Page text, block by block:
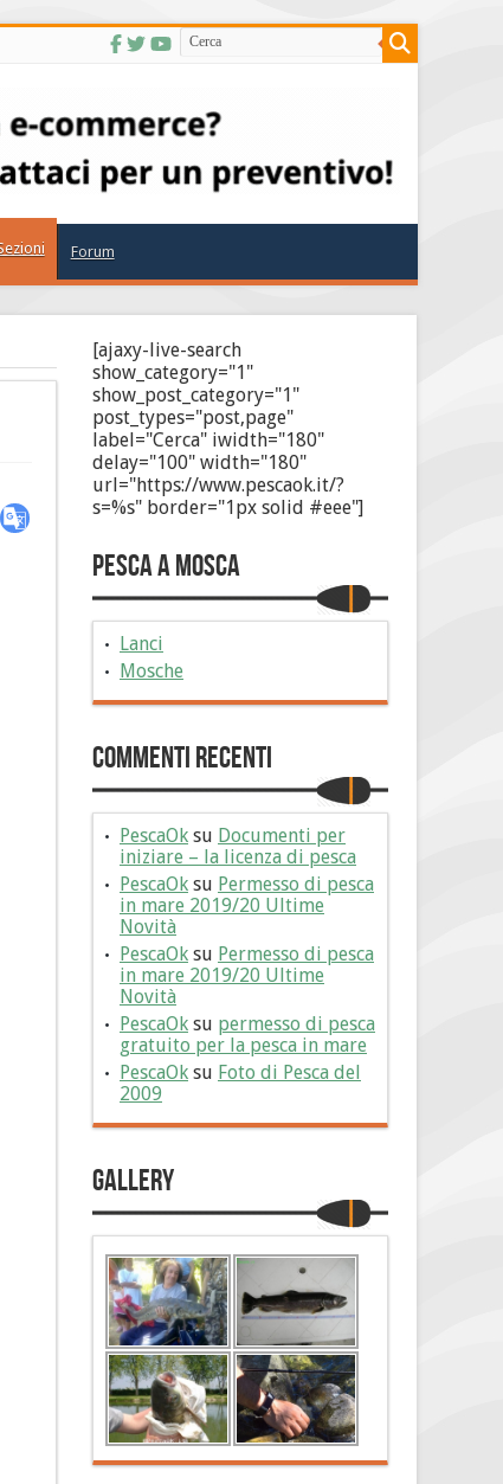
Forum
[ajaxy-live-search
show_category="1"
show_post_category="1"
post_types="post,page"
label="Cerca" iwidth="180"
delay="100" width="180"
url="https://www.pescaok.it/?
s=%s" border="1px solid #eee"]
Pesca a Mosca
Lanci
Mosche
Commenti Recenti
PescaOk su Documenti per
iniziare – la licenza di pesca
PescaOk su Permesso di pesca
in mare 2019/20 Ultime
Novità
PescaOk su Permesso di pesca
in mare 2019/20 Ultime
Novità
PescaOk su permesso di pesca
gratuito per la pesca in mare
PescaOk su Foto di Pesca del
2009
Gallery